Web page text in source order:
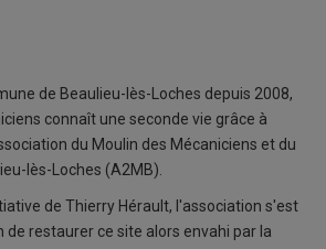
de Beaulieu-lès-Loches depuis 2008,
connaît une seconde vie grâce à
du Moulin des Mécaniciens et du
lès-Loches (A2MB).
de Thierry Hérault, l'association s'est
de restaurer ce site alors envahi par la